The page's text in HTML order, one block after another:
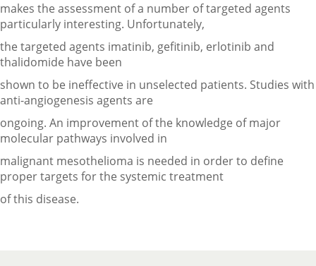
makes the assessment of a number of targeted agents
particularly interesting. Unfortunately,
the targeted agents imatinib, gefitinib, erlotinib and
thalidomide have been
shown to be ineffective in unselected patients. Studies with
anti-angiogenesis agents are
ongoing. An improvement of the knowledge of major
molecular pathways involved in
malignant mesothelioma is needed in order to define
proper targets for the systemic treatment
of this disease.